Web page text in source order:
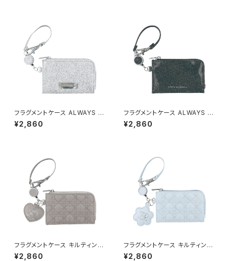
フラグメントケース ALWAYS B
E CURIOUS GWT0034-SV
（シルバー）
¥2,860
フラグメントケース ALWAYS B
E CURIOUS GWT0034-BK
（ブラック）
¥2,860
フラグメントケース キルティング
GWT0033-GY（グレー）
¥2,860
フラグメントケース キルティング
GWT0033-BL（ブルー）
¥2,860